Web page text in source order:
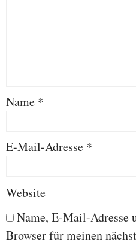
Name *
E-Mail-Adresse *
Website
Name, E-Mail-Adresse
Browser für meinen